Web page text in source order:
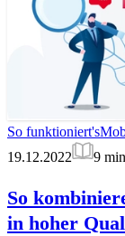
So funktioniert's
19.12.2022
9 min
So
in hoher